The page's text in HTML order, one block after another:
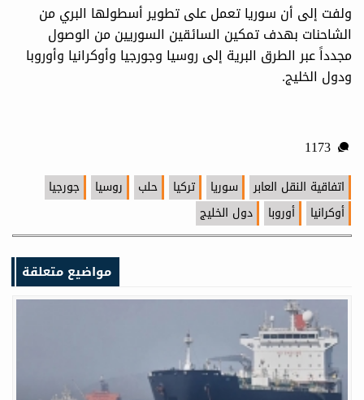
ولفت إلى أن سوريا تعمل على تطوير أسطولها البري من
الشاحنات بهدف تمكين السائقين السوريين من الوصول
مجدداً عبر الطرق البرية إلى روسيا وجورجيا وأوكرانيا وأوروبا
ودول الخليج.
اتفاقية النقل العابر سوريا تركيا حلب روسيا
جورجيا
أوكرانيا
أوروبا دول الخليج
مواضيع متعلقة